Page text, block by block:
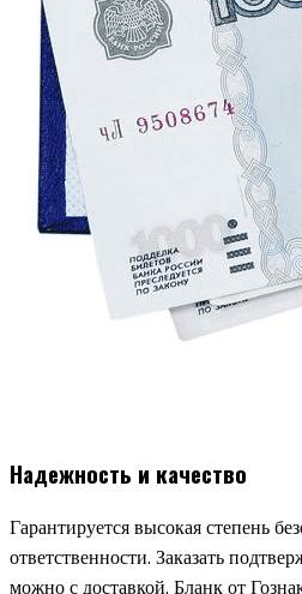
Надежность и качество
Гарантируется высокая степень
ответственности. Заказать
можно с доставкой. Бланк от